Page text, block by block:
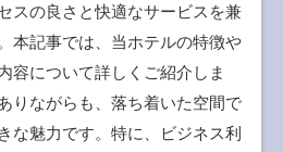
スの良さと快適なサービスを兼
本記事では、当ホテルの特徴や
容について詳しくご紹介しま
りながらも、落ち着いた空間で
な魅力です。特に、ビジネス利